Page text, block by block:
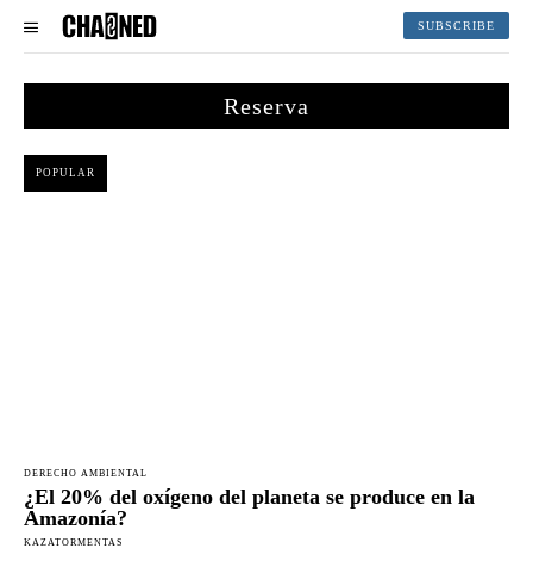
SUBSCRIBE
Reserva
POPULAR
DERECHO AMBIENTAL
¿El 20% del oxígeno del planeta se produce en la
Amazonía?
KAZATORMENTAS